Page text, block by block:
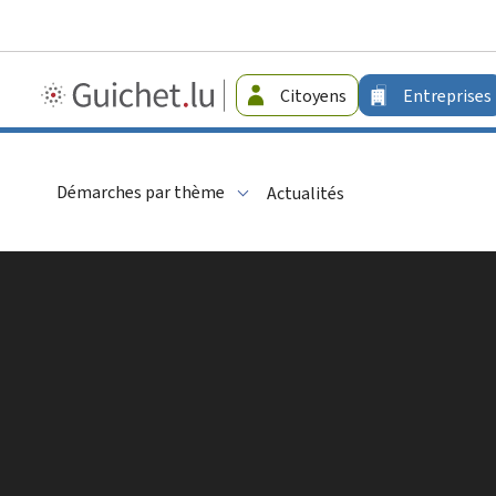
Guichet.lu
-
Citoyens Entreprises
Démarches par thème Actualités